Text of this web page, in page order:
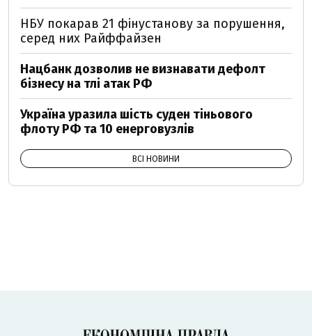
НБУ покарав 21 фінустанову за порушення,
серед них Райффайзен
Нацбанк дозволив не визнавати дефолт
бізнесу на тлі атак РФ
Україна уразила шість суден тіньового
флоту РФ та 10 енерговузлів
ВСІ НОВИНИ